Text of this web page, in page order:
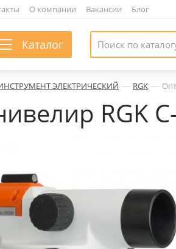
О компании Вакансии Блог
Каталог
ЭЛЕКТРИЧЕСКИЙ — RGK —
RGK